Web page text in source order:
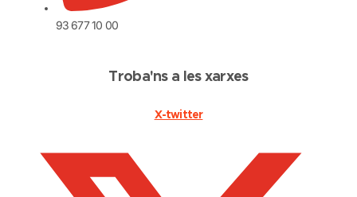
93 677 10 00
Troba'ns a les xarxes
X-twitter